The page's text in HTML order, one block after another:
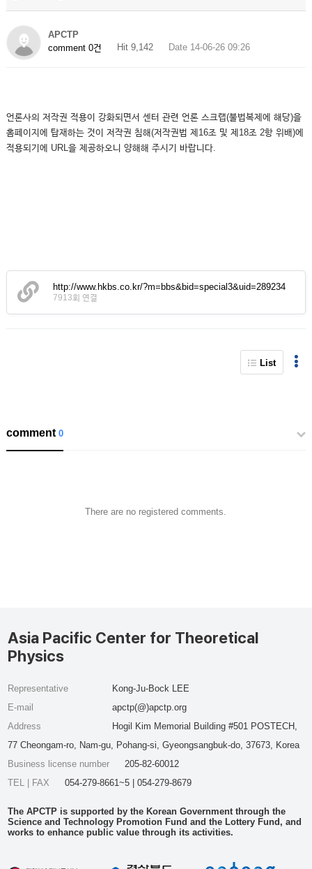
APCTP
comment 0건
Hit 9,142 Date 14-06-26 09:26
언론사의 저작권 적용이 강화되면서 센터 관련 언론 스크랩(불법복제에 해당)을
홈페이지에 탑재하는 것이 저작권 침해(저작권법 제16조 및 제18조 2항 위배)에
적용되기에 URL을 제공하오니 양해해 주시기 바랍니다.
http://www.hkbs.co.kr/?m=bbs&bid=special3&uid=289234
7913회 연결
List
comment0
There are no registered comments.
Asia Pacific Center for Theoretical
Physics
Representative
Kong-Ju-Bock LEE
E-mail
apctp(@)apctp.org
Address
Hogil Kim Memorial Building #501 POSTECH,
77 Cheongam-ro, Nam-gu, Pohang-si, Gyeongsangbuk-do, 37673, Korea
Business license number
205-82-60012
TEL | FAX
054-279-8661~5 | 054-279-8679
The APCTP is supported by the Korean Government through the
Science and Technology Promotion Fund and the Lottery Fund, and
works to enhance public value through its activities.